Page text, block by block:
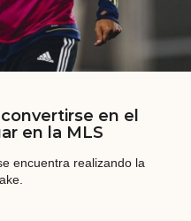
en el
en la MLS
encuentra realizando la